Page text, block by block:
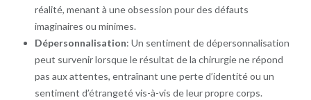
réalité, menant à une obsession pour des défauts
imaginaires ou minimes.
Dépersonnalisation: Un sentiment de dépersonnalisation
peut survenir lorsque le résultat de la chirurgie ne répond
pas aux attentes, entraînant une perte d’identité ou un
sentiment d’étrangeté vis-à-vis de leur propre corps.